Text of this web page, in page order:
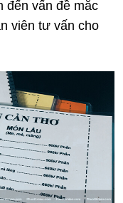
đến vấn đề mắc
viên tư vấn cho